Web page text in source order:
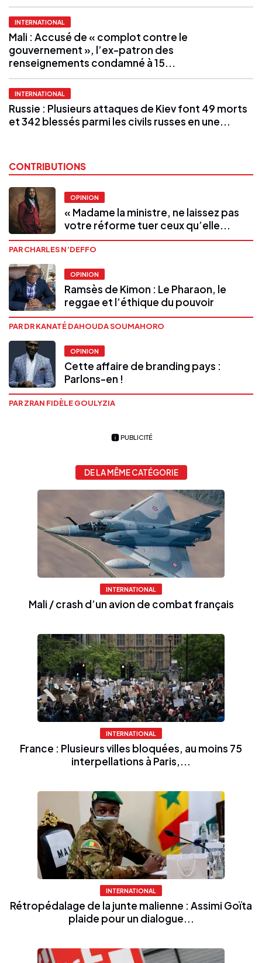
INTERNATIONAL
Mali : Accusé de « complot contre le
gouvernement », l’ex-patron des
renseignements condamné à 15...
INTERNATIONAL
Russie : Plusieurs attaques de Kiev font 49 morts
et 342 blessés parmi les civils russes en une...
CONTRIBUTIONS
OPINION
« Madame la ministre, ne laissez pas
votre réforme tuer ceux qu’elle...
PAR CHARLES N’DEFFO
OPINION
Ramsès de Kimon : Le Pharaon, le
reggae et l’éthique du pouvoir
PAR DR KANATÉ DAHOUDA SOUMAHORO
OPINION
Cette affaire de branding pays :
Parlons-en !
PAR ZRAN FIDÈLE GOULYZIA
PUBLICITÉ
DE LA MÊME CATÉGORIE
INTERNATIONAL
Mali / crash d’un avion de combat français
INTERNATIONAL
France : Plusieurs villes bloquées, au moins 75
interpellations à Paris,...
INTERNATIONAL
Rétropédalage de la junte malienne : Assimi Goïta
plaide pour un dialogue...